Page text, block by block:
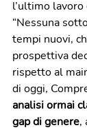
l’ultimo
“Nessuna
tempi nuovi,
prospettiva
rispetto al
di oggi,
analisi ormai
gap di genere,